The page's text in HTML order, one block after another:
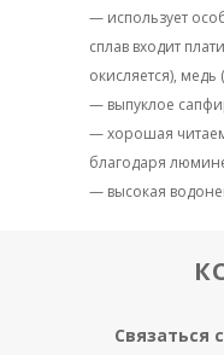
— использует
сплав входит
окисляется),
— выпуклое
— хорошая
благодаря
— высокая
Связаться